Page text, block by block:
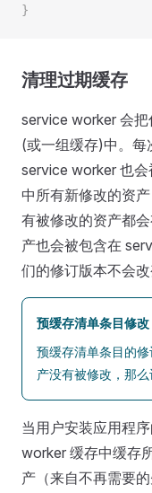
}
清理过期缓存
service worker 会
(或一组缓存)中。每
service worker 也
中所有新修改的资
有被修改的资产都
产也会被包含在
们的修订版本不会改
预缓存清单条目修改
预缓存清单条目的
产没有被修改，那
当用户安装应用程
worker 缓存中缓存
产（来自不再需要